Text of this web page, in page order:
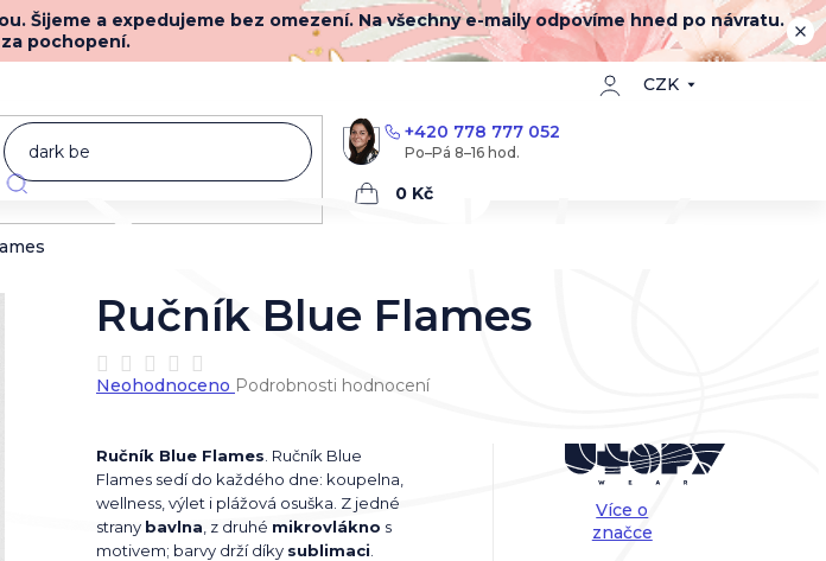
Šijeme a expedujeme bez omezení. Na všechny e-maily odpovíme hned po návratu.
pochopení.
CZK
+420 778 777 052
Nákupní
Novinky
Ručník Blue Flames . Ručník Blue
Flames sedí do každého dne: koupelna,
wellness, výlet i plážová osuška. Z jedné
strany bavlna , z druhé mikrovlákno s
motivem; barvy drží díky sublimaci
Více o
značce
Ručník Blue Flames
Průměrné
hodnocení
0,0
z
5
hvězdiček.
Neohodnoceno Podrobnosti hodnocení